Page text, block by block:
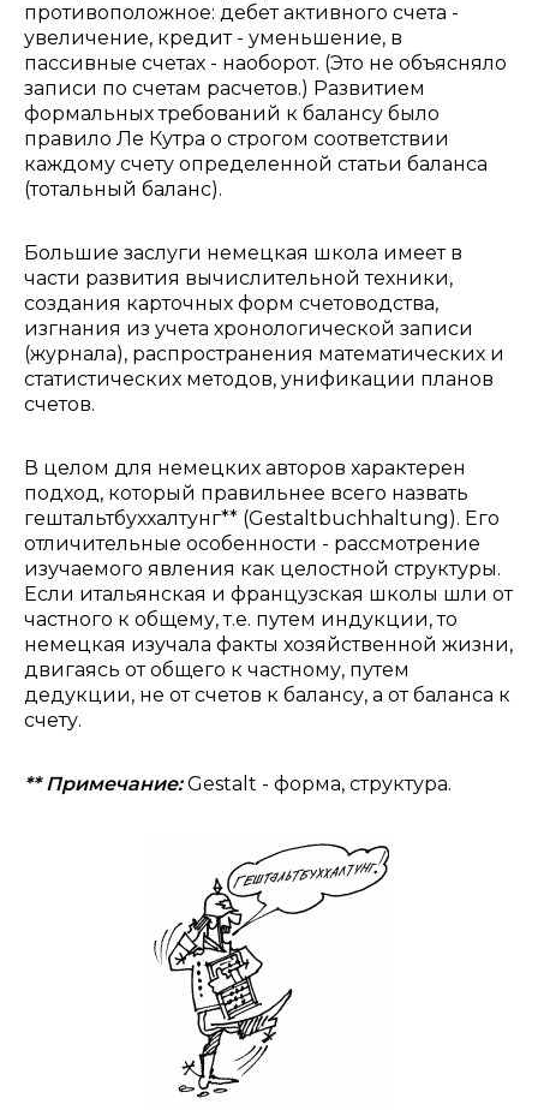
противоположное: дебет активного счета -
увеличение, кредит - уменьшение, в
пассивные счетах - наоборот. (Это не объясняло
записи по счетам расчетов.) Развитием
формальных требований к балансу было
правило Ле Кутра о строгом соответствии
каждому счету определенной статьи баланса
(тотальный баланс).
Большие заслуги немецкая школа имеет в
части развития вычислительной техники,
создания карточных форм счетоводства,
изгнания из учета хронологической записи
(журнала), распространения математических и
статистических методов, унификации планов
счетов.
В целом для немецких авторов характерен
подход, который правильнее всего назвать
гештальтбуххалтунг** (Gestaltbuchhaltung). Его
отличительные особенности - рассмотрение
изучаемого явления как целостной структуры.
Если итальянская и французская школы шли от
частного к общему, т.е. путем индукции, то
немецкая изучала факты хозяйственной жизни,
двигаясь от общего к частному, путем
дедукции, не от счетов к балансу, а от баланса к
счету.
** Примечание:Gestalt - форма, структура.